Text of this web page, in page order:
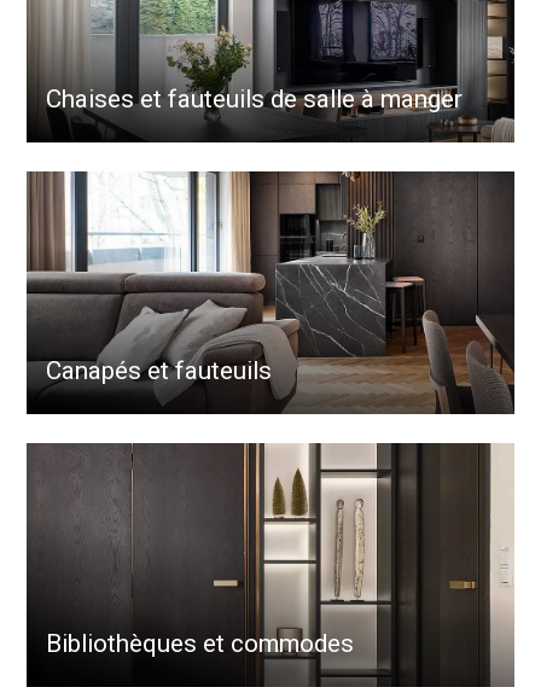
Chaises et fauteuils de salle à manger
Canapés et fauteuils
Bibliothèques et commodes